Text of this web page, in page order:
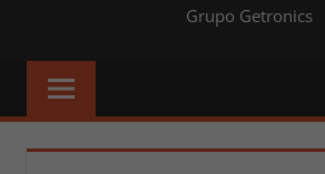
Grupo Getronics